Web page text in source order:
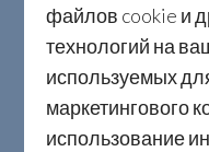
файлов cookie и
технологий на
используемых
маркетингового
использование